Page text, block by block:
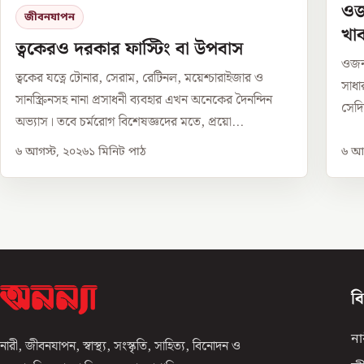
জীবনযাপন
ত্বকেরও দরকার ফাস্টিং বা উপবাস
ত্বকের যত্নে টোনার, সেরাম, রেটিনল, ময়েশ্চারাইজার ও
সানস্ক্রিনসহ নানা প্রসাধনী ব্যবহার এখন অনেকের দৈনন্দিন
অভ্যাস। তবে চর্মরোগ বিশেষজ্ঞদের মতে, প্রয়ো...
৬ আগস্ট, ২০২৬১ মিনিট পাঠ
ওজন
৬
নারী, জীবনযাপন, স্বাস্থ্য, সংস্কৃতি, সাহিত্য, বিনোদন ও